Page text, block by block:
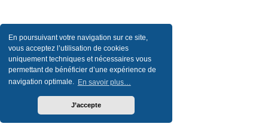
En poursuivant votre navigation sur ce site,
vous acceptez l’utilisation de cookies
uniquement techniques et nécessaires vous
permettant de bénéficier d’une expérience de
navigation optimale. En savoir plus…
J’accepte